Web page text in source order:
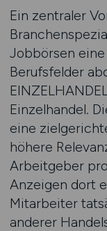
Ein zentraler
Jobbörsen
Berufsfelder
Einzelhandel.
eine
höhere
Arbeitgeber
Anzeigen dort
Mitarbeiter
anderer